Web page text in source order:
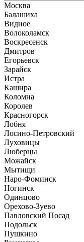
Москва
Балашиха
Видное
Волоколамск
Воскресенск
Дмитров
Егорьевск
Зарайск
Истра
Кашира
Коломна
Королев
Красногорск
Лобня
Лосино-Петровский
Луховицы
Люберцы
Можайск
Мытищи
Наро-Фоминск
Ногинск
Одинцово
Орехово-Зуево
Павловский Посад
Подольск
Пушкино